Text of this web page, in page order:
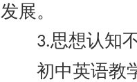
发展。
3.思想认知
初中英语教学